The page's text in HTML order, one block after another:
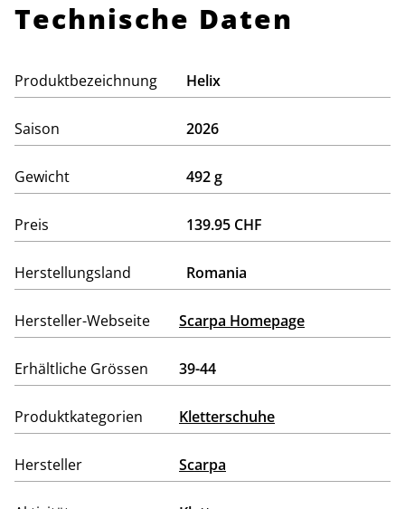
Technische Daten
Produktbezeichnung Helix
Saison 2026
Gewicht 492 g
Preis 139.95 CHF
Herstellungsland Romania
Hersteller-Webseite Scarpa Homepage
Erhältliche Grössen 39-44
Produktkategorien Kletterschuhe
Hersteller Scarpa